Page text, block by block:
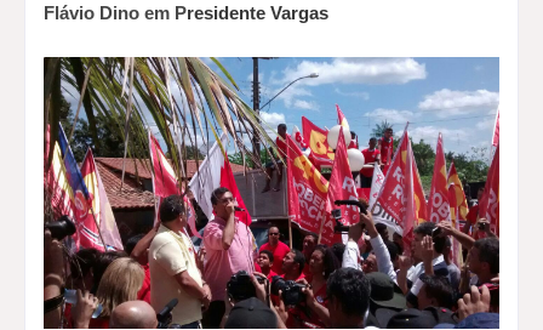
Flávio Dino em Presidente Vargas